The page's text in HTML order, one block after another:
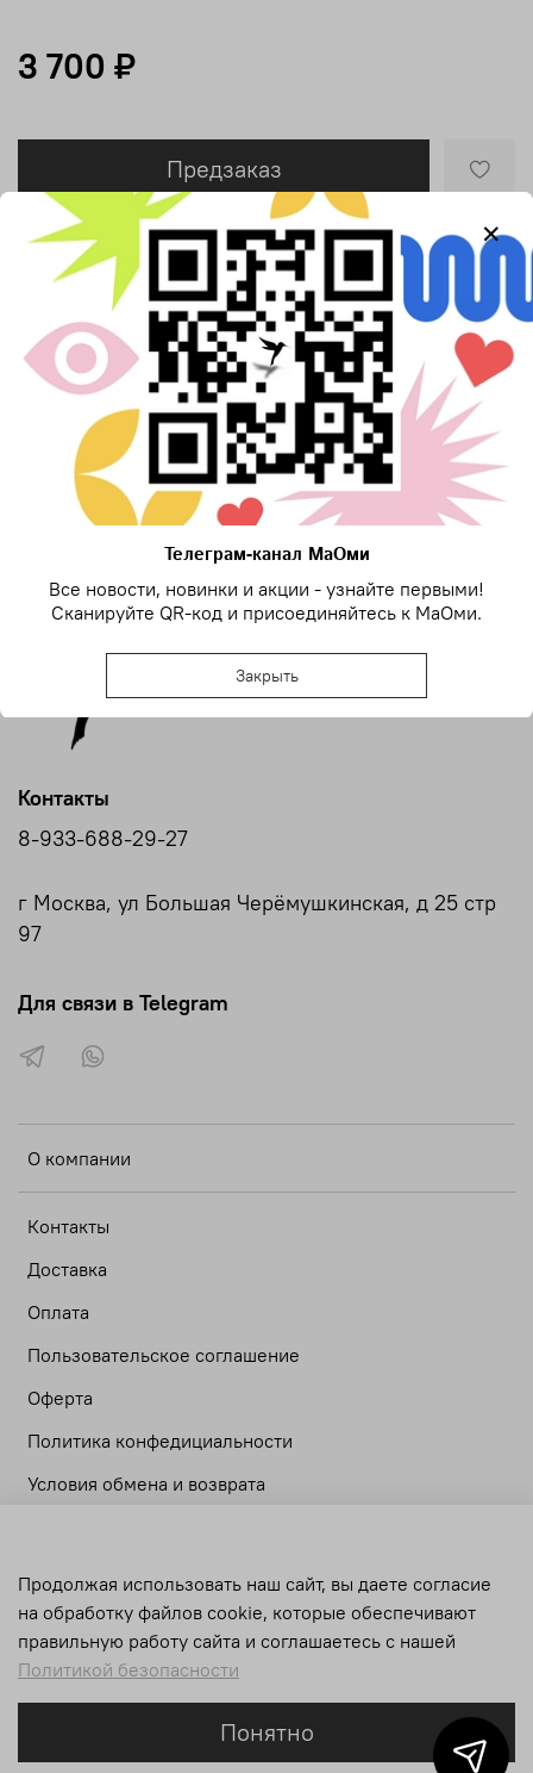
3 700 ₽
Предзаказ
Добавить в сравнение
Описание
Кулон из кристалла Swarovski, фурнитура Tierra Cast
Отзывы
Отзывов еще никто не оставлял
Написать отзыв
О компании
Контакты
Доставка
Оплата
Пользовательское соглашение
Оферта
Политика конфедициальности
Условия обмена и возврата
Корзина
Сравнение
Контакты
8-933-688-29-27
г Москва, ул Большая Черёмушкинская, д 25 стр
97
Для связи в Telegram
Продолжая использовать наш сайт, вы даете согласие
на обработку файлов cookie, которые обеспечивают
правильную работу сайта и соглашаетесь с нашей
Политикой безопасности
Понятно
Телеграм-канал МаОми
Все новости, новинки и акции - узнайте первыми!
Сканируйте QR-код и присоединяйтесь к МаОми.
Закрыть